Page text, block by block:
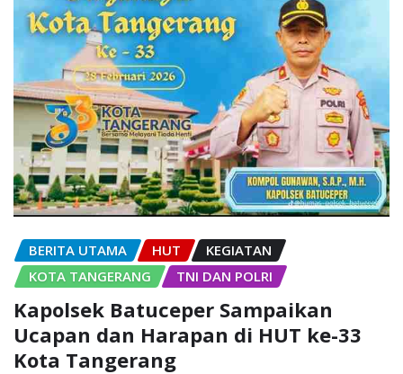
BERITA UTAMA HUT
KEGIATAN
KOTA TANGERANG
TNI DAN POLRI
Kapolsek Batuceper Sampaikan
Ucapan dan Harapan di HUT ke-33
Kota Tangerang